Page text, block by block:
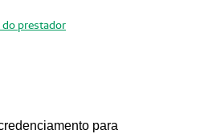
prestador
para